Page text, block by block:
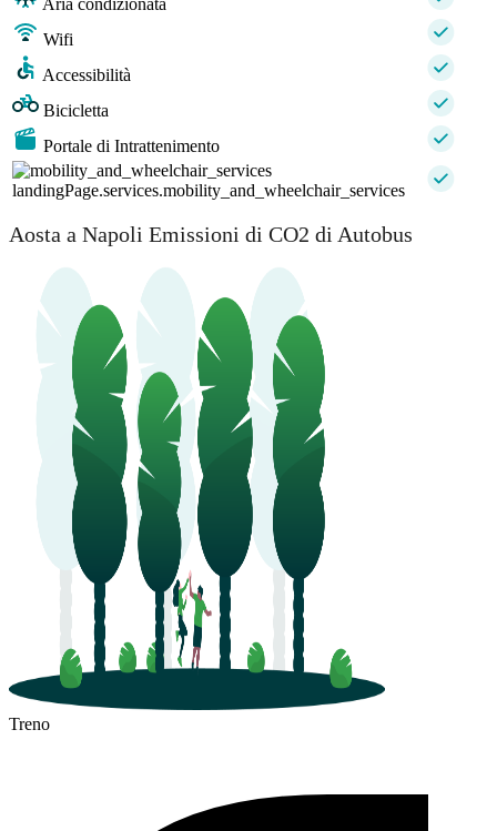
Wifi
Accessibilità
Bicicletta
Portale di Intrattenimento
landingPage.services.mobility_and_wheelchair_services
Aosta a Napoli Emissioni di CO2 di Autobus
Treno